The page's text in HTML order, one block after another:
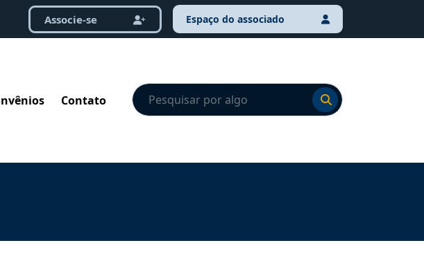
Espaço do associado
Associe-se
Contato
Ir para o resultado
Ir para o resultado